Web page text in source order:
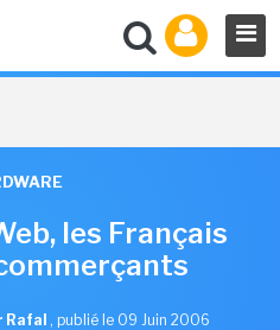
les Français
Rafal , publié le 09 Juin 2006